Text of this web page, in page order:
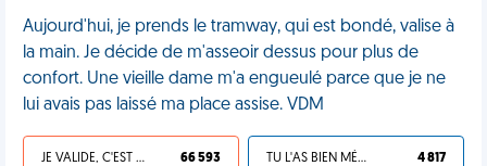
Aujourd'hui, je prends le tramway, qui est bondé, valise à
la main. Je décide de m'asseoir dessus pour plus de
confort. Une vieille dame m'a engueulé parce que je ne
lui avais pas laissé ma place assise. VDM
JE VALIDE, C'EST UNE VDM 66 593 TU L'AS BIEN MÉRITÉ 4 817